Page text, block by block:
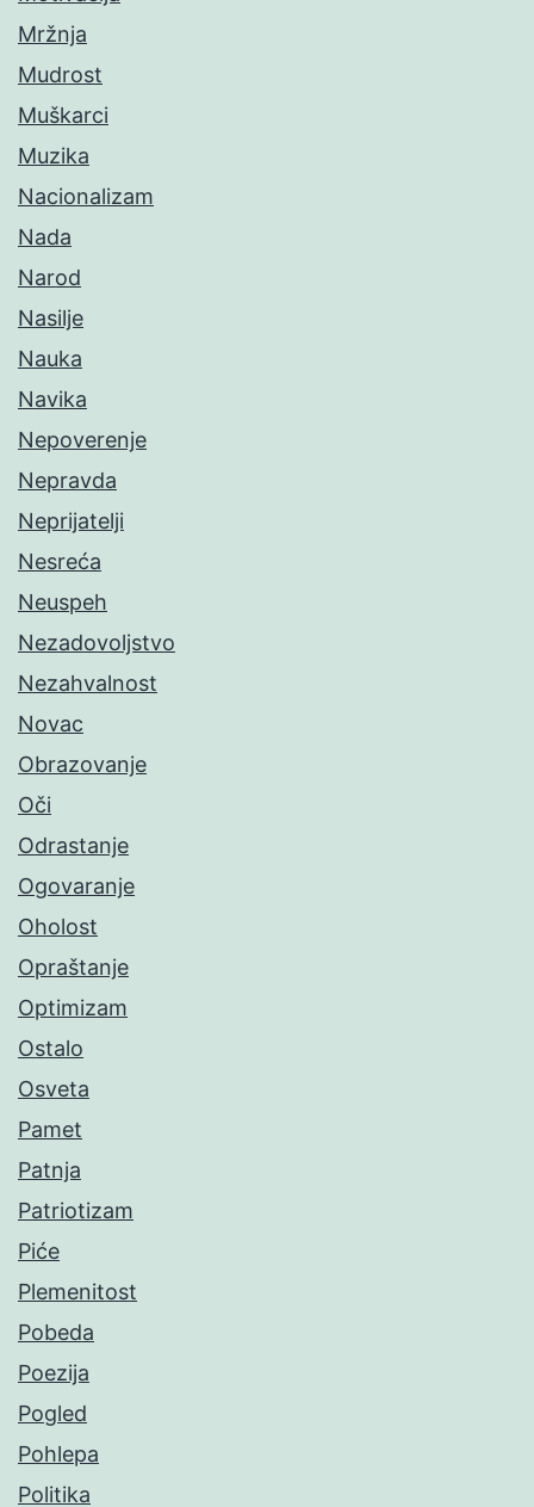
Mržnja
Mudrost
Muškarci
Muzika
Nacionalizam
Nada
Narod
Nasilje
Nauka
Navika
Nepoverenje
Nepravda
Neprijatelji
Nesreća
Neuspeh
Nezadovoljstvo
Nezahvalnost
Novac
Obrazovanje
Oči
Odrastanje
Ogovaranje
Oholost
Opraštanje
Optimizam
Ostalo
Osveta
Pamet
Patnja
Patriotizam
Piće
Plemenitost
Pobeda
Poezija
Pogled
Pohlepa
Politika